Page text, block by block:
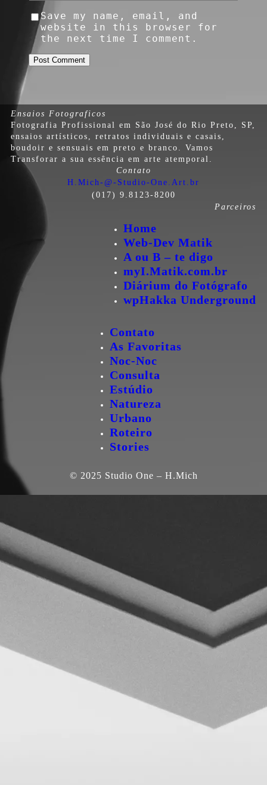
Save my name, email, and
website in this browser for
the next time I comment.
Ensaios Fotograficos
Fotografia Profissional em São José do Rio Preto, SP,
ensaios artísticos, retratos individuais e casais,
boudoir e sensuais em preto e branco. Vamos
Transforar a sua essência em arte atemporal.
Contato
H.Mich-@-Studio-One.Art.br
(017) 9.8123-8200
Parceiros
Home
Web-Dev Matik
A ou B – te digo
myI.Matik.com.br
Diárium do Fotógrafo
wpHakka Underground
Contato
As Favoritas
Noc-Noc
Consulta
Estúdio
Natureza
Urbano
Roteiro
Stories
© 2025 Studio One – H.Mich